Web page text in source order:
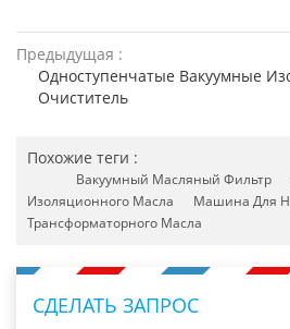
Предыдущая :
Одноступенчатые Вакуумные
Очиститель
Похожие теги :
Вакуумный Масляный Фильтр
Изоляционного Масла
Машина Для
Трансформаторного Масла
СДЕЛАТЬ ЗАПРОС